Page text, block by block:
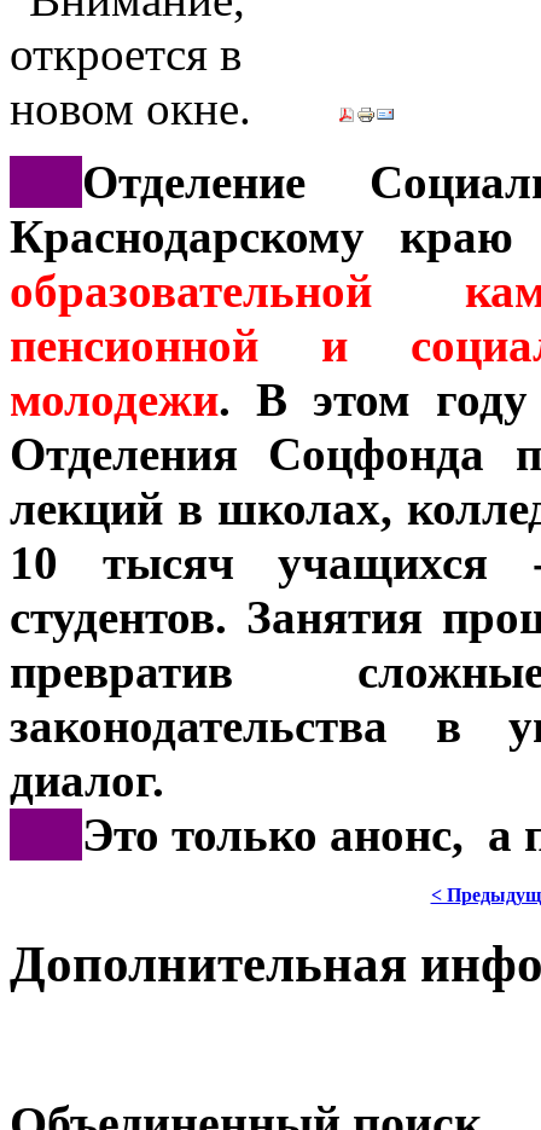
Отделение
Краснодарскому
образовательной
пенсионной и
молодежи. В этом году
Отделения Соцфонда
лекций в школах,
10 тысяч учащихся
студентов. Занятия
превратив
законодательства в
диалог.
Это только анонс, а
<
Дополнительная